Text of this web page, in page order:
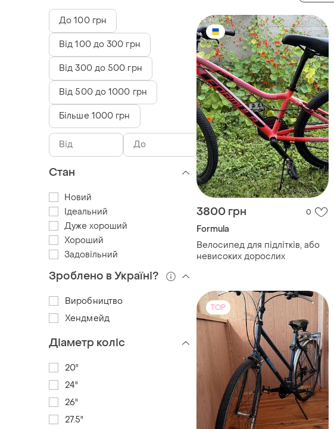
3800 грн 0
Formula
Велосипед для підлітків, або
невисоких дорослих
TOP
До 100 грн
Від 100 до 300 грн
Від 300 до 500 грн
Від 500 до 1000 грн
Більше 1000 грн
Стан
Новий
Ідеальний
Дуже хороший
Хороший
Задовільний
Зроблено в Україні?
Виробництво
Хендмейд
Діаметр коліс
20"
24"
26"
27.5"